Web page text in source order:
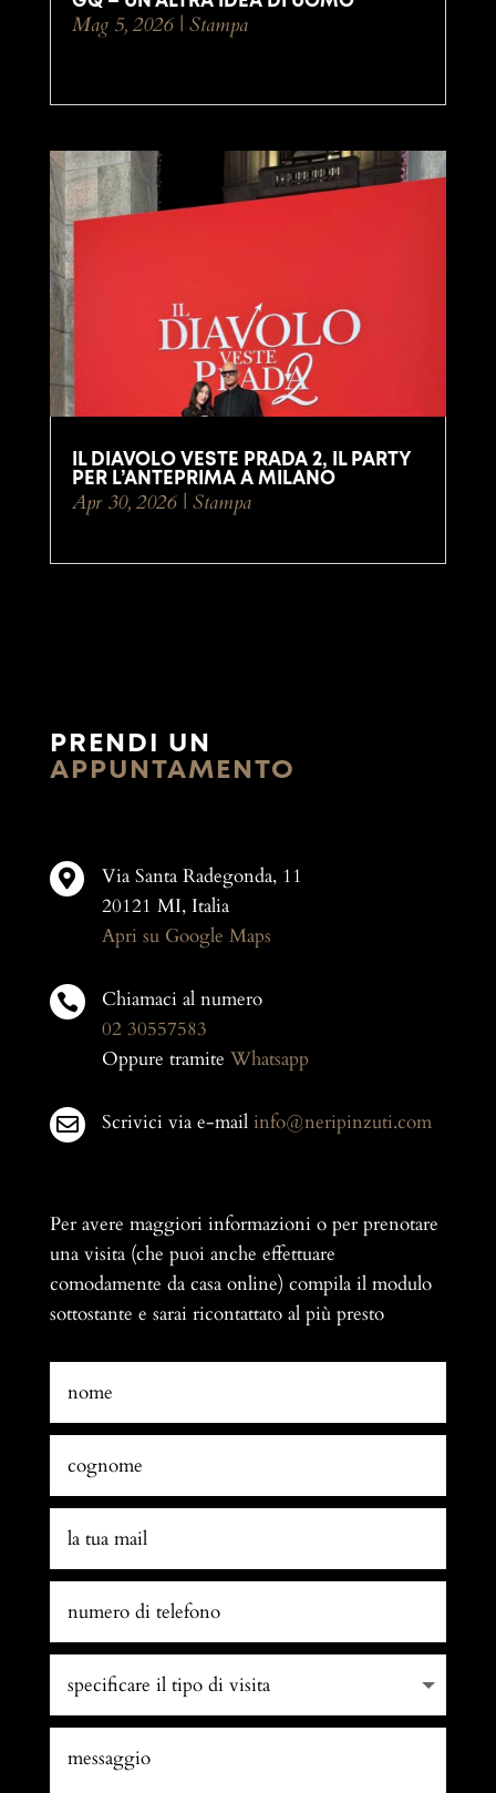
Mag 5, 2026| Stampa
IL DIAVOLO VESTE PRADA 2, IL PARTY
PER L’ANTEPRIMA A MILANO
Apr 30, 2026| Stampa
PRENDI UN
APPUNTAMENTO

Via Santa Radegonda, 11
20121 MI, Italia
Apri su Google Maps

Chiamaci al numero
02 30557583
Oppure tramite Whatsapp
 Scrivici via e-mail info@neripinzuti.com
Per avere maggiori informazioni o per prenotare
una visita (che puoi anche effettuare
comodamente da casa online) compila il modulo
sottostante e sarai ricontattato al più presto